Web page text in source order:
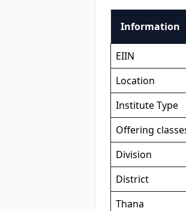
Information
EIIN
Location
Institute Type
Offering
Division
District
Thana